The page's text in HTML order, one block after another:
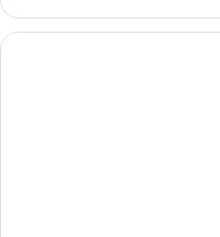
Simple
le
type
de